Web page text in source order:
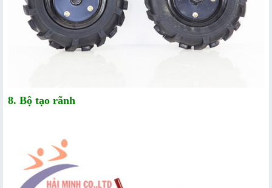
8. Bộ tạo rãnh